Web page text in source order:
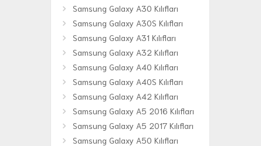
Samsung Galaxy A30 Kılıfları
Samsung Galaxy A30S Kılıfları
Samsung Galaxy A31 Kılıfları
Samsung Galaxy A32 Kılıfları
Samsung Galaxy A40 Kılıfları
Samsung Galaxy A40S Kılıfları
Samsung Galaxy A42 Kılıfları
Samsung Galaxy A5 2016 Kılıfları
Samsung Galaxy A5 2017 Kılıfları
Samsung Galaxy A50 Kılıfları